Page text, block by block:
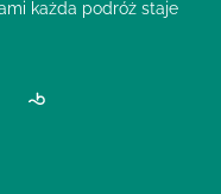
każda podróż staje